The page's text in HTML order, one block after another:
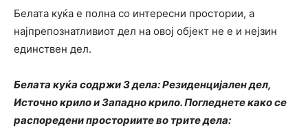
Белата куќа е полна со интересни простории, а
најпрепознатливиот дел на овој објект не е и нејзин
единствен дел.
Белата куќа содржи 3 дела: Резиденцијален дел,
Источно крило и Западно крило. Погледнете како се
распоредени просториите во трите дела: